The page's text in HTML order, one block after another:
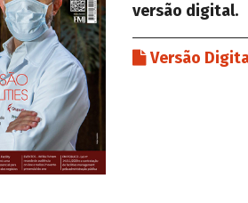
versão digital.
Versão